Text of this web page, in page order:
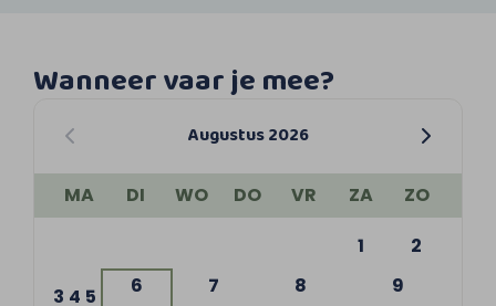
Wanneer vaar je mee?
Augustus 2026
MA DI WO DO VR ZA
ZO
1
2
3 4 5 6 7 8 9